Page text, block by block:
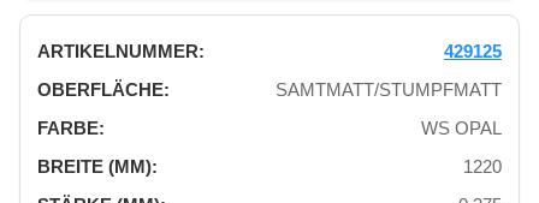
429125
SAMTMATT/STUMPFMATT
WS OPAL
1220